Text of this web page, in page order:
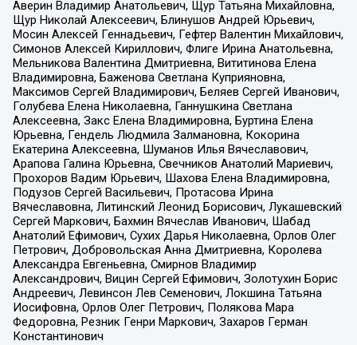
Аверин Владимир Анатольевич, Щур Татьяна Михайловна,
Щур Николай Алексеевич, Блинушов Андрей Юрьевич,
Мосин Алексей Геннадьевич, Гефтер Валентин Михайлович,
Симонов Алексей Кириллович, Флиге Ирина Анатольевна,
Мельникова Валентина Дмитриевна, Вититинова Елена
Владимировна, Баженова Светлана Куприяновна,
Максимов Сергей Владимирович, Беляев Сергей Иванович,
Голубева Елена Николаевна, Ганнушкина Светлана
Алексеевна, Закс Елена Владимировна, Буртина Елена
Юрьевна, Гендель Людмила Залмановна, Кокорина
Екатерина Алексеевна, Шуманов Илья Вячеславович,
Арапова Галина Юрьевна, Свечников Анатолий Мариевич,
Прохоров Вадим Юрьевич, Шахова Елена Владимировна,
Подузов Сергей Васильевич, Протасова Ирина
Вячеславовна, Литинский Леонид Борисович, Лукашевский
Сергей Маркович, Бахмин Вячеслав Иванович, Шабад
Анатолий Ефимович, Сухих Дарья Николаевна, Орлов Олег
Петрович, Добровольская Анна Дмитриевна, Королева
Александра Евгеньевна, Смирнов Владимир
Александрович, Вицин Сергей Ефимович, Золотухин Борис
Андреевич, Левинсон Лев Семенович, Локшина Татьяна
Иосифовна, Орлов Олег Петрович, Полякова Мара
Федоровна, Резник Генри Маркович, Захаров Герман
Константинович